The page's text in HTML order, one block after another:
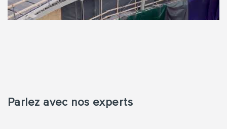
Parlez avec nos experts